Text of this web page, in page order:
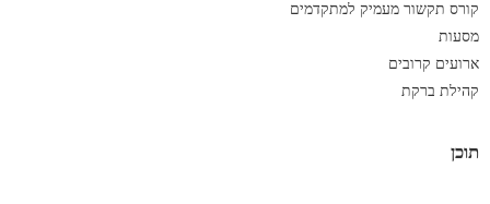
קורס תקשור מעמיק למתקדמים
מסעות
ארועים קרובים
קהילת ברקת
תוכן